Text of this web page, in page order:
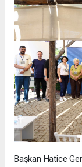
Başkan Hatice